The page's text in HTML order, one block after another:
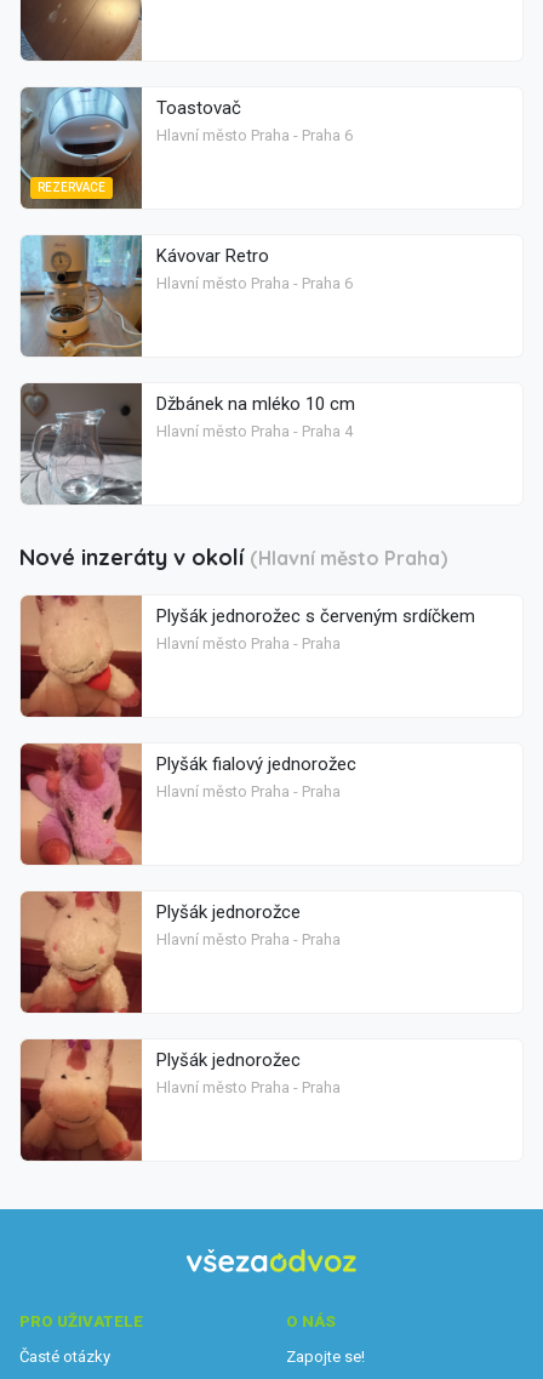
REZERVACE
Toastovač
Hlavní město Praha - Praha 6
Kávovar Retro
Hlavní město Praha - Praha 6
Džbánek na mléko 10 cm
Hlavní město Praha - Praha 4
Nové inzeráty v okolí (Hlavní město Praha)
Plyšák jednorožec s červeným srdíčkem
Hlavní město Praha - Praha
Plyšák fialový jednorožec
Hlavní město Praha - Praha
Plyšák jednorožce
Hlavní město Praha - Praha
Plyšák jednorožec
Hlavní město Praha - Praha
PRO UŽIVATELE
Časté otázky
O NÁS
Zapojte se!